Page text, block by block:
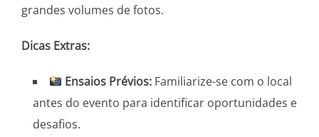
grandes volumes de fotos.
Dicas Extras:
Ensaios Prévios: Familiarize-se com o local
antes do evento para identificar oportunidades e
desafios.